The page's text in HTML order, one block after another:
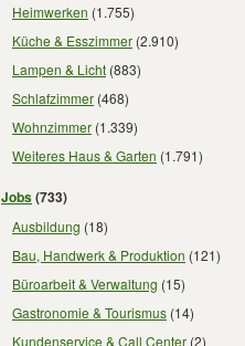
Heimwerken (1.755)
Küche & Esszimmer (2.910)
Lampen & Licht (883)
Schlafzimmer (468)
Wohnzimmer (1.339)
Weiteres Haus & Garten (1.791)
Jobs(733)
Ausbildung (18)
Bau, Handwerk & Produktion (121)
Büroarbeit & Verwaltung (15)
Gastronomie & Tourismus (14)
Kundenservice & Call Center (2)